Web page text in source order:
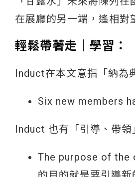
在展廳的另一端，遙相對
輕鬆帶著走│學習：
Induct在本文意指「納為
Six new members
Induct 也有「引導、帶領
The purpose of the